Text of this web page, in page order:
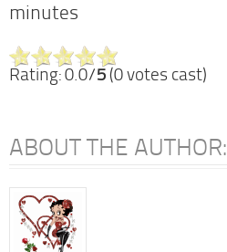
minutes
Rating: 0.0/5 (0 votes cast)
ABOUT THE AUTHOR: